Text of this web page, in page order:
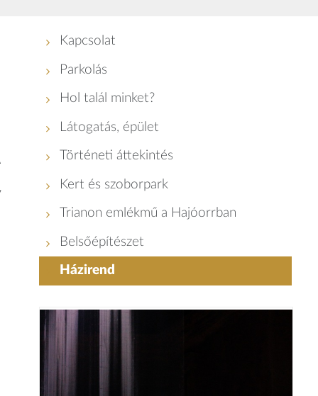
Kapcsolat
Parkolás
Hol talál minket?
Látogatás, épület
Történeti áttekintés
Kert és szoborpark
Trianon emlékmű a Hajóorrban
Belsőépítészet
Házirend